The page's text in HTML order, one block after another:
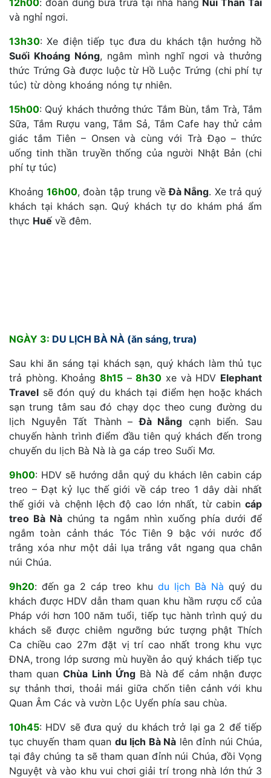
và nghỉ ngơi.
13h30: Xe điện tiếp tục đưa du khách tận hưởng hồ
Suối Khoáng Nóng, ngâm mình nghĩ ngơi và thưởng
thức Trứng Gà được luộc từ Hồ Luộc Trứng (chi phí tự
túc) từ dòng khoáng nóng tự nhiên.
15h00: Quý khách thưởng thức Tắm Bùn, tắm Trà, Tắm
Sữa, Tắm Rượu vang, Tắm Sả, Tắm Cafe hay thử cảm
giác tắm Tiên – Onsen và cùng với Trà Đạo – thức
uống tinh thần truyền thống của người Nhật Bản (chi
phí tự túc)
Khoảng16h00, đoàn tập trung vềĐà Nẵng. Xe trả quý
khách tại khách sạn. Quý khách tự do khám phá ẩm
thực Huế về đêm.
NGÀY 3: DU LỊCH BÀ NÀ (ăn sáng, trưa)
Sau khi ăn sáng tại khách sạn, quý khách làm thủ tục
trả phòng. Khoảng 8h15 –8h30 xe và HDV Elephant
Travel sẽ đón quý du khách tại điểm hẹn hoặc khách
sạn trung tâm sau đó chạy dọc theo cung đường du
lịch Nguyễn Tất Thành –Đà Nẵng cạnh biển. Sau
chuyến hành trình điểm đầu tiên quý khách đến trong
chuyến du lịch Bà Nà là ga cáp treo Suối Mơ.
9h00: HDV sẽ hướng dẫn quý du khách lên cabin cáp
treo – Đạt kỷ lục thế giới về cáp treo 1 dây dài nhất
thế giới và chệnh lệch độ cao lớn nhất, từ cabin cáp
treo Bà Nà chúng ta ngắm nhìn xuống phía dưới để
ngắm toàn cảnh thác Tóc Tiên 9 bậc với nước đổ
trắng xóa như một dải lụa trắng vắt ngang qua chân
núi Chúa.
9h20: đến ga 2 cáp treo khu du lịch Bà Nà quý du
khách được HDV dẫn tham quan khu hầm rượu cổ của
Pháp với hơn 100 năm tuổi, tiếp tục hành trình quý du
khách sẽ được chiêm ngưỡng bức tượng phật Thích
Ca chiều cao 27m đặt vị trí cao nhất trong khu vực
ĐNA, trong lớp sương mù huyền ảo quý khách tiếp tục
tham quanChùa Linh ỨngBà Nà để cảm nhận được
sự thảnh thơi, thoải mái giữa chốn tiên cảnh với khu
Quan Âm Các và vườn Lộc Uyển phía sau chùa.
10h45: HDV sẽ đưa quý du khách trở lại ga 2 để tiếp
tục chuyến tham quan du lịch Bà Nà lên đỉnh núi Chúa,
tại đây chúng ta sẽ tham quan đỉnh núi Chúa, đồi Vọng
Nguyệt và vào khu vui chơi giải trí trong nhà lớn thứ 3